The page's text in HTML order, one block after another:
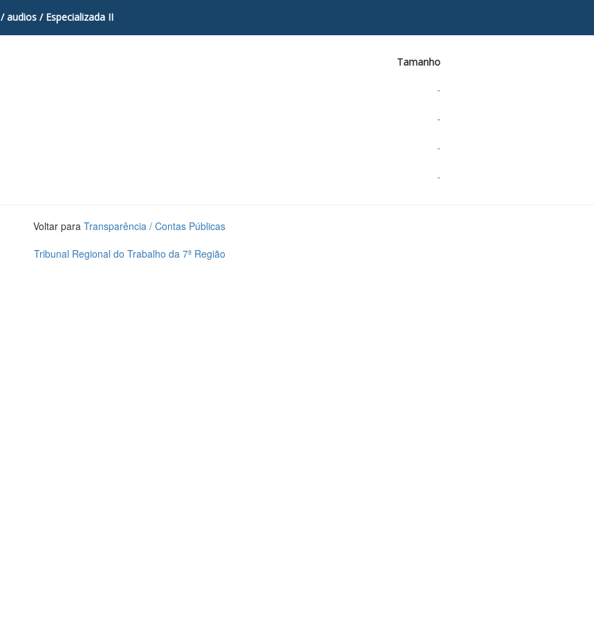
/ audios /Especializada II
Tamanho
-
-
-
-
Voltar para Transparência / Contas Públicas
Tribunal Regional do Trabalho da 7ª Região